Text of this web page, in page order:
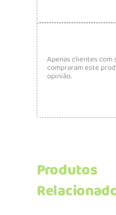
Apenas clientes com
compraram este
opinião.
Produtos